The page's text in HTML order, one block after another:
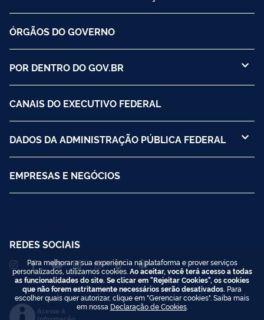
ÓRGÃOS DO GOVERNO
POR DENTRO DO GOV.BR
CANAIS DO EXECUTIVO FEDERAL
DADOS DA ADMINISTRAÇÃO PÚBLICA FEDERAL
EMPRESAS E NEGÓCIOS
REDES SOCIAIS
Acesso à
Para melhorar a sua experiência na plataforma e prover serviços
personalizados, utilizamos cookies. Ao aceitar, você terá acesso a todas
as funcionalidades do site. Se clicar em "Rejeitar Cookies", os cookies
que não forem estritamente necessários serão desativados. Para
escolher quais quer autorizar, clique em "Gerenciar cookies". Saiba mais
em nossa Declaração de Cookies.